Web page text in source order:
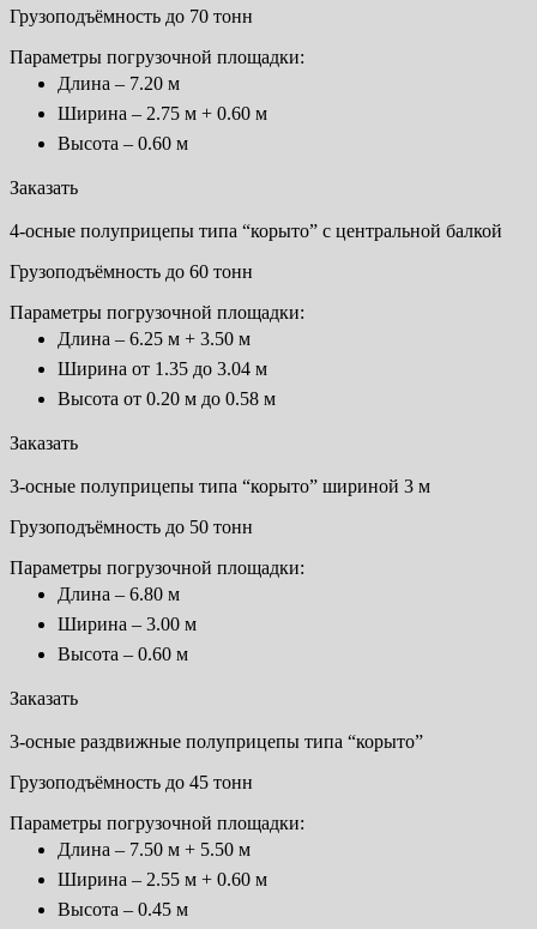
Грузоподъёмность до 70 тонн
Параметры погрузочной площадки:
Длина – 7.20 м
Ширина – 2.75 м + 0.60 м
Высота – 0.60 м
Заказать
4-осные полуприцепы типа “корыто” с центральной балкой
Грузоподъёмность до 60 тонн
Параметры погрузочной площадки:
Длина – 6.25 м + 3.50 м
Ширина от 1.35 до 3.04 м
Высота от 0.20 м до 0.58 м
Заказать
3-осные полуприцепы типа “корыто” шириной 3 м
Грузоподъёмность до 50 тонн
Параметры погрузочной площадки:
Длина – 6.80 м
Ширина – 3.00 м
Высота – 0.60 м
Заказать
3-осные раздвижные полуприцепы типа “корыто”
Грузоподъёмность до 45 тонн
Параметры погрузочной площадки:
Длина – 7.50 м + 5.50 м
Ширина – 2.55 м + 0.60 м
Высота – 0.45 м